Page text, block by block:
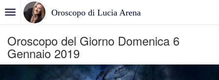
Oroscopo di Lucia Arena
Oroscopo del Giorno Domenica 6
Gennaio 2019